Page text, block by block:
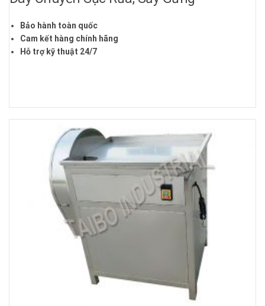
Bảo hành toàn quốc
Cam kết hàng chính hãng
Hỗ trợ kỹ thuật 24/7